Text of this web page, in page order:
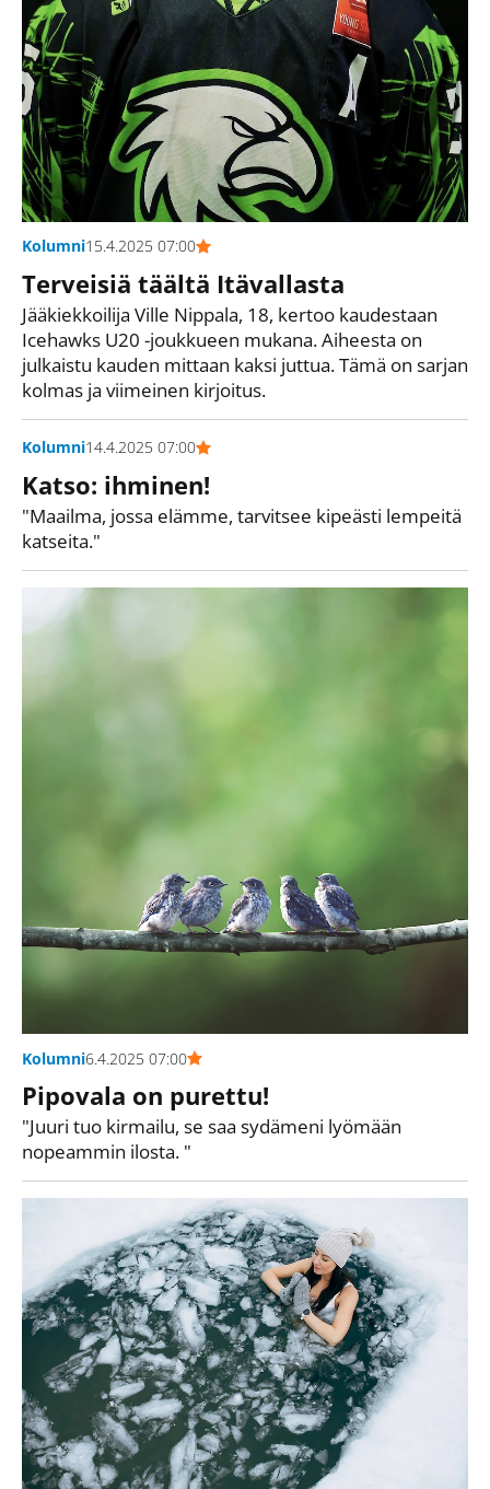
Kolumni15.4.2025 07:00
Terveisiä täältä Itävallasta
Jääkiekkoilija Ville Nippala, 18, kertoo kaudestaan
Icehawks U20 -joukkueen mukana. Aiheesta on
julkaistu kauden mittaan kaksi juttua. Tämä on sarjan
kolmas ja viimeinen kirjoitus.
Kolumni14.4.2025 07:00
Katso: ihminen!
"Maailma, jossa elämme, tarvitsee kipeästi lempeitä
katseita."
Kolumni6.4.2025 07:00
Pipovala on purettu!
"Juuri tuo kirmailu, se saa sydämeni lyömään
nopeammin ilosta. "